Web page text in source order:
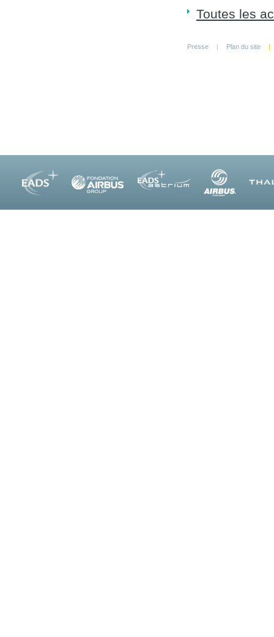
Toutes les
Presse Plan du site